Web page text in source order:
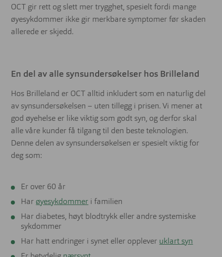
OCT gir rett og slett mer trygghet, spesielt fordi mange
øyesykdommer ikke gir merkbare symptomer før skaden
allerede er skjedd.
En del av alle synsundersøkelser hos Brilleland
Hos Brilleland er OCT alltid inkludert som en naturlig del
av synsundersøkelsen – uten tillegg i prisen. Vi mener at
god øyehelse er like viktig som godt syn, og derfor skal
alle våre kunder få tilgang til den beste teknologien.
Denne delen av synsundersøkelsen er spesielt viktig for
deg som:
Er over 60 år
Har øyesykdommer i familien
Har diabetes, høyt blodtrykk eller andre systemiske
sykdommer
Har hatt endringer i synet eller opplever uklart syn